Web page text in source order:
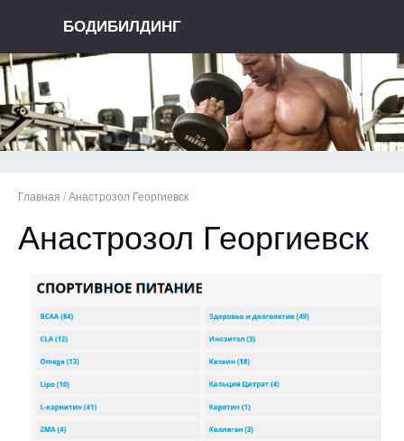
БОДИБИЛДИНГ
Главная / Анастрозол Георгиевск
Анастрозол Георгиевск